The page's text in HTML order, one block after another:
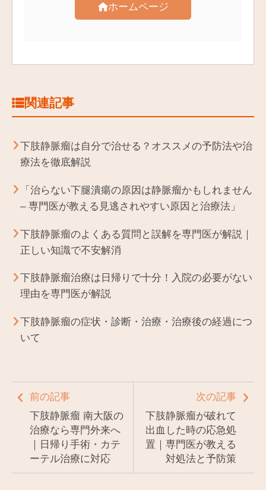
ホームページ
関連記事
下肢静脈瘤は自分で治せる？オススメの予防法や治
療法を徹底解説
「治らない下腿潰瘍の原因は静脈瘤かもしれません
– 専門医が教える見逃されやすい原因と治療法」
下肢静脈瘤のよくある質問と誤解を専門医が解説｜
正しい知識で不安解消
下肢静脈瘤治療は日帰りで十分！入院の必要がない
理由を専門医が解説
下肢静脈瘤の症状・診断・治療・治療後の経過につ
いて
前の記事
下肢静脈瘤 南大阪の
治療なら専門外来へ
｜日帰り手術・カテ
ーテル治療に対応
次の記事
下肢静脈瘤が破れて
出血した時の応急処
置｜専門医が教える
対処法と予防策